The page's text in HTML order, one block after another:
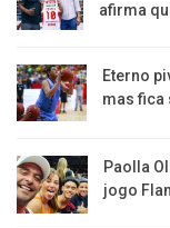
afirma
Eterno
mas fica
Paolla
jogo